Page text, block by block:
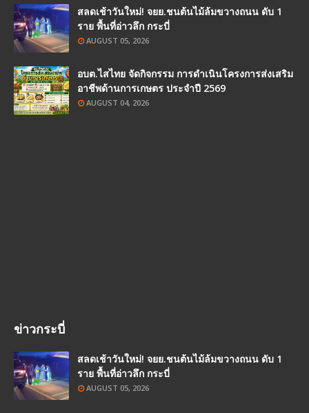
สลดเช้าวันใหม่! จยย.ชนต้นไม้ล้มขวางถนน ดับ 1
ราย พื้นที่อ่าวลึก กระบี่
AUGUST 05, 2026
อบต.ไสไทย จัดกิจกรรม การดำเนินโครงการส่งเสริม
อาชีพด้านการเกษตร ประจำปี 2569
AUGUST 04, 2026
ข่าวกระบี่
สลดเช้าวันใหม่! จยย.ชนต้นไม้ล้มขวางถนน ดับ 1
ราย พื้นที่อ่าวลึก กระบี่
AUGUST 05, 2026